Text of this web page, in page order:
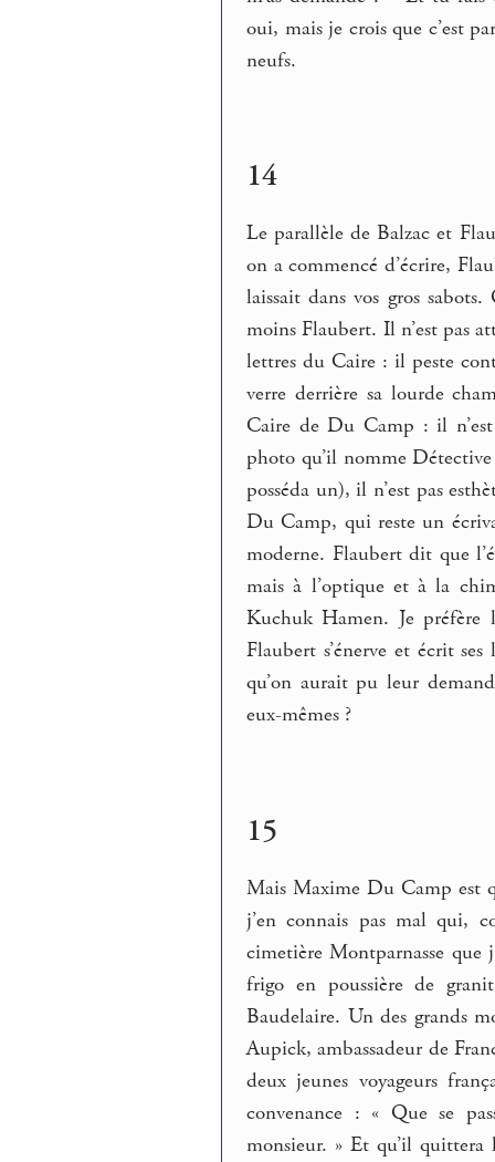
oui, mais je crois que c’est
neufs.
14
Le parallèle de Balzac et
on a commencé d’écrire,
laissait dans vos gros
moins Flaubert. Il n’est pas
lettres du Caire : il peste
verre derrière sa lourde
Caire de Du Camp : il
photo qu’il nomme
posséda un), il n’est pas
Du Camp, qui reste un
moderne. Flaubert dit que
mais à l’optique et à la
Kuchuk Hamen. Je préfère
Flaubert s’énerve et écrit
qu’on aurait pu leur
eux-mêmes ?
15
Mais Maxime Du Camp est
j’en connais pas mal qui,
cimetière Montparnasse que
frigo en poussière de
Baudelaire. Un des grands
Aupick, ambassadeur de
deux jeunes voyageurs
convenance : « Que se
monsieur. » Et qu’il